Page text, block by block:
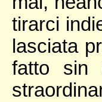
tirarci
lasciata
fatto sin